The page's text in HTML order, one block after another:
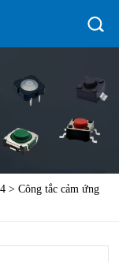
> Công tắc cảm ứng